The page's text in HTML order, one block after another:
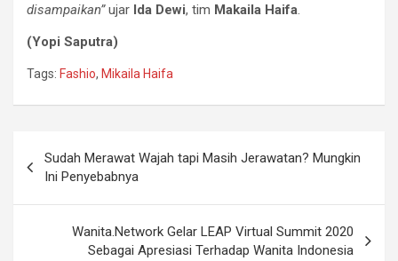
disampaikan”ujar Ida Dewi, tim Makaila Haifa.
(Yopi Saputra)
Tags: Fashio, Mikaila Haifa
Sudah Merawat Wajah tapi Masih Jerawatan? Mungkin
Ini Penyebabnya
Wanita.Network Gelar LEAP Virtual Summit 2020
Sebagai Apresiasi Terhadap Wanita Indonesia